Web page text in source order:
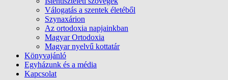
Válogatás a szentek életéből
Szynaxárion
Az ortodoxia napjainkban
Magyar Ortodoxia
Magyar nyelvű kottatár
Könyvajánló
Egyházunk és a média
Kapcsolat